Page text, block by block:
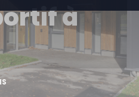
à